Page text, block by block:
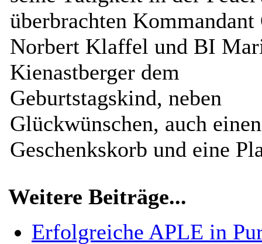
überbrachten
Norbert Klaffel und BI
Kienastberger dem
Geburtstagskind, neben
Glückwünschen, auch einen
Geschenkskorb und eine
Weitere Beiträge...
Erfolgreiche APLE in